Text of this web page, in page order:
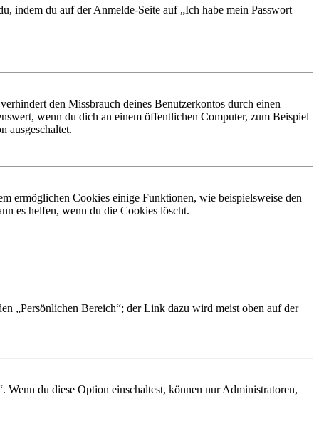
indem du auf der Anmelde-Seite auf „Ich habe mein Passwort
den Missbrauch deines Benutzerkontos durch einen
wenn du dich an einem öffentlichen Computer, zum Beispiel
ausgeschaltet.
ermöglichen Cookies einige Funktionen, wie beispielsweise den
es helfen, wenn du die Cookies löscht.
„Persönlichen Bereich“; der Link dazu wird meist oben auf der
du diese Option einschaltest, können nur Administratoren,